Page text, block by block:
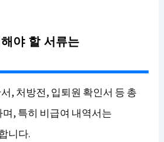
야 할 서류는
, 처방전, 입퇴원 확인서 등 총
, 특히 비급여 내역서는
니다.